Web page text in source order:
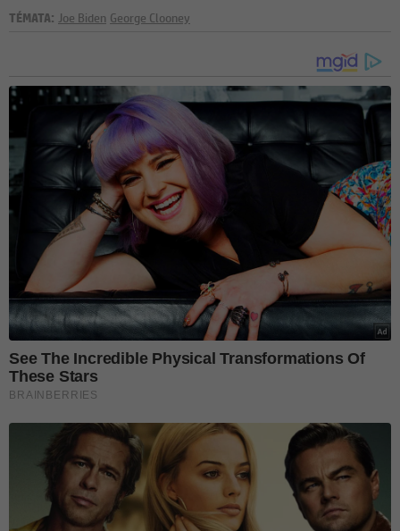
TÉMATA: Joe Biden George Clooney